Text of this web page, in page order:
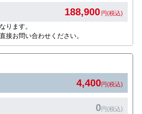
188,900 円(税込)
ります。
接お問い合わせください。
4,400円(税込)
0円(税込)